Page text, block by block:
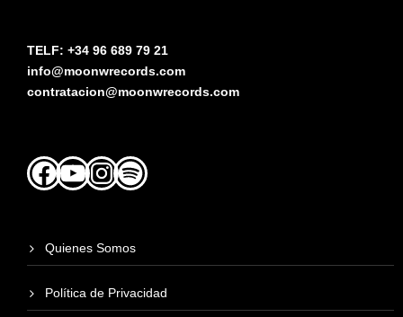
TELF: +34 96 689 79 21
info@moonwrecords.com
contratacion@moonwrecords.com
Facebook
YouTubeInstagram
Spotify
Quienes Somos
Política de Privacidad